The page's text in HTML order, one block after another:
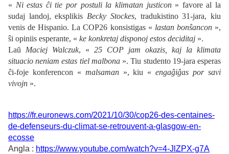
« Ni estas ĉi tie por postuli la klimatan justicon» favore al la
sudaj landoj, eksplikis Becky Stockes, tradukistino 31-jara, kiu
venis de Hispanio. La COP26 konsistigas « lastan bonŝancon»,
ŝi opiniis esperante, « ke konkretaj disponoj estos deciditaj ».
Laŭ Maciej Walczuk, « 25 COP jam okazis, kaj la klimata
situacio neniam estas tiel malbona». Tiu studento 19-jara esperas
ĉi-foje konferencon « malsaman », kiu «engaĝiĝas por savi
vivojn ».
https://fr.euronews.com/2021/10/30/cop26-des-centaines-
de-defenseurs-du-climat-se-retrouvent-a-glasgow-en-
ecosse
Angla : https://www.youtube.com/watch?v=4-JlZPX-g7A